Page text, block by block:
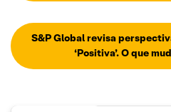
S&P Global revisa
‘Positiva’. O que